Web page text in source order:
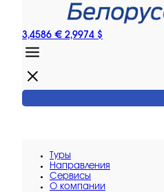
3,4586 € 2,9974 $
Туры
Направления
Сервисы
O компании